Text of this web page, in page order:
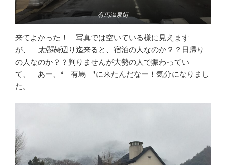
有馬温泉街
来てよかった！ 写真では空いている様に見えます
が、
太閤橋辺り迄来ると、宿泊の人なのか？？日帰り
の人なのか？？判りませんが大勢の人で賑わってい
て、 あー、❛ 有馬 ❜に来たんだなー！気分になりまし
た。